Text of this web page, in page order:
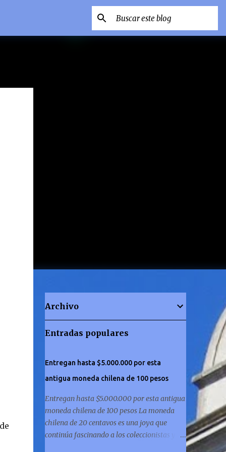
Archivo
Entradas populares
Entregan hasta $5.000.000 por esta
antigua moneda chilena de 100 pesos
Entregan hasta $5.000.000 por esta antigua
moneda chilena de 100 pesos La moneda
chilena de 20 centavos es una joya que
continúa fascinando a los coleccionistas y a